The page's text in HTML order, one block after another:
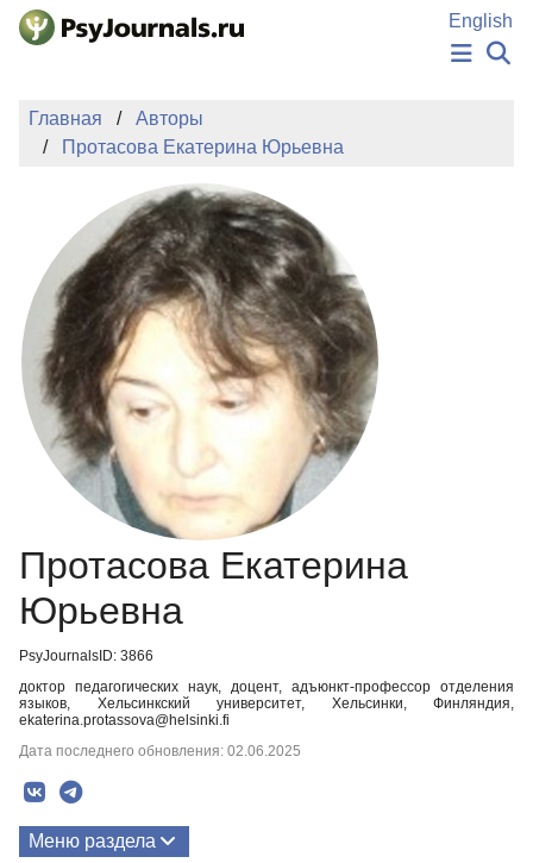
Перейти к основному содержанию
English
ИЗДАНИЯ
АВТОРЫ
ПОДАТЬ РУКОПИСЬ
БАЗА ЗНАНИЙ
КЛЮЧЕВЫЕ СЛОВА
Регистрация
Главная
Авторы
Протасова Екатерина Юрьевна
Протасова Екатерина
Юрьевна
PsyJournalsID: 3866
доктор педагогических наук, доцент, адъюнкт-профессор отделения
языков, Хельсинкский университет, Хельсинки, Финляндия,
ekaterina.protassova@helsinki.fi
Дата последнего обновления: 02.06.2025
Меню раздела